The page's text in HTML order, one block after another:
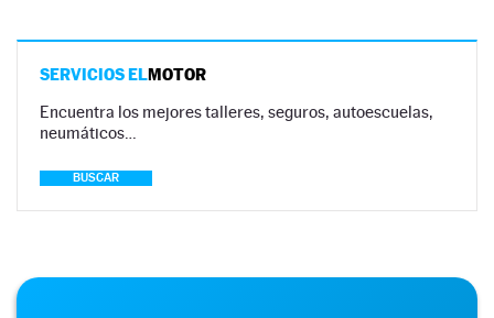
SERVICIOS ELMOTOR
Encuentra los mejores talleres, seguros, autoescuelas,
neumáticos…
BUSCAR